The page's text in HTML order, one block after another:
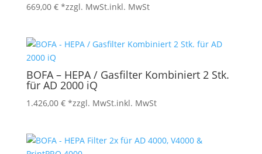
669,00 € *zzgl. MwSt.inkl. MwSt
BOFA – HEPA / Gasfilter Kombiniert 2 Stk.
für AD 2000 iQ
1.426,00 € *zzgl. MwSt.inkl. MwSt